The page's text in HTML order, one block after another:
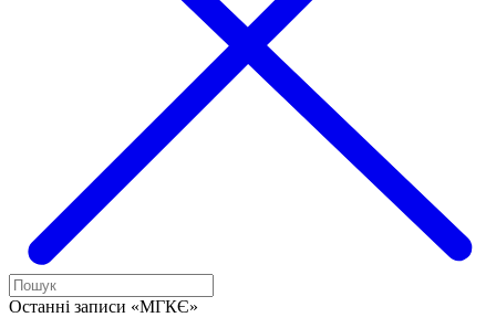
Останні записи «МГКЄ»